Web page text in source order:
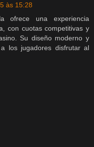
às 15:28
ofrece una experiencia
con cuotas competitivas y
Su diseño moderno y
los jugadores disfrutar al